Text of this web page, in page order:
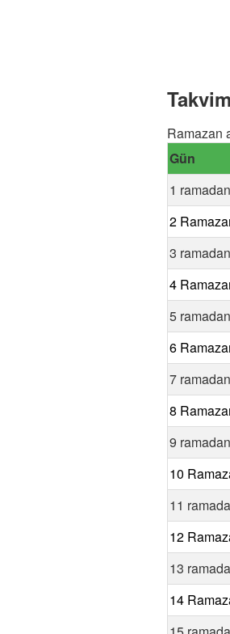
Ramazan
Gün
1 ramadan
2
3 ramadan
4
5 ramadan
6
7 ramadan
8
9 ramadan
10
11
12
13
14